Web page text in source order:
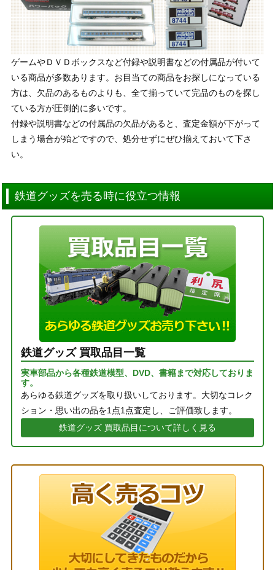
ゲームやＤＶＤボックスなど付録や説明書などの付属品が付いて
いる商品が多数あります。お目当ての商品をお探しになっている
方は、欠品のあるものよりも、全て揃っていて完品のものを探し
ている方が圧倒的に多いです。
付録や説明書などの付属品の欠品があると、査定金額が下がって
しまう場合が殆どですので、処分せずにぜひ揃えておいて下さ
い。
鉄道グッズを売る時に役立つ情報
鉄道グッズ 買取品目一覧
実車部品から各種鉄道模型、DVD、書籍まで対応しておりま
す。
あらゆる鉄道グッズを取り扱いしております。大切なコレク
ション・思い出の品を1点1点査定し、ご評価致します。
鉄道グッズ 買取品目について詳しく見る